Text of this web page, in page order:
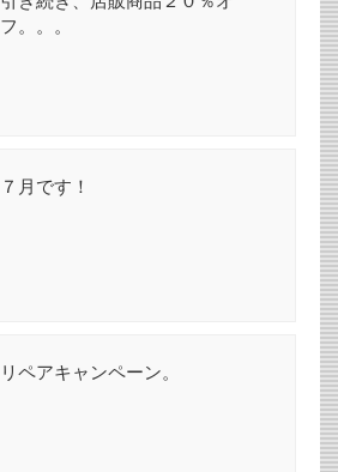
フ。。。
７月です！
リペアキャンペーン。